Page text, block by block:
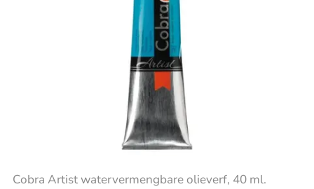
Cobra Artist watervermengbare olieverf, 40 ml.